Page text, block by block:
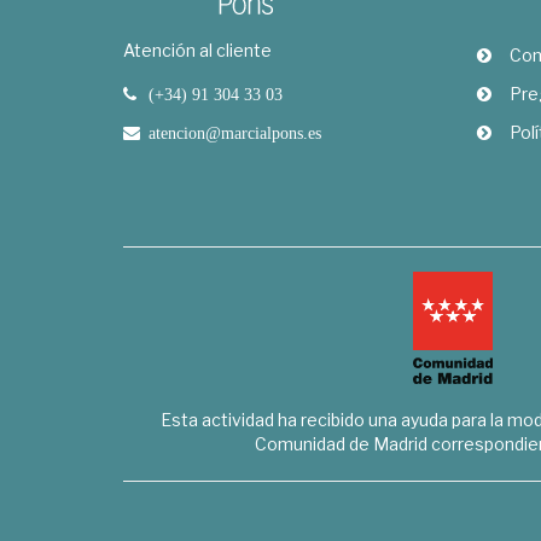
Atención al cliente
(+34) 91 304 33 03
atencion@marcialpons.es
Esta actividad ha recibido una ayuda para la
Comunidad de Madrid